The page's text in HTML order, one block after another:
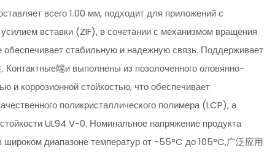
всего 1.00 мм, подходит для приложений с
вставки (ZIF), в сочетании с механизмом вращения
стабильную и надежную связь. Поддерживает
端и выполнены из позолоченного оловянно-
и коррозионной стойкостью, что обеспечивает
поликристаллического полимера (LCP), а
UL94 V-0. Номинальное напряжение продукта
диапазоне температур от -55°C до 105°C,广泛应用